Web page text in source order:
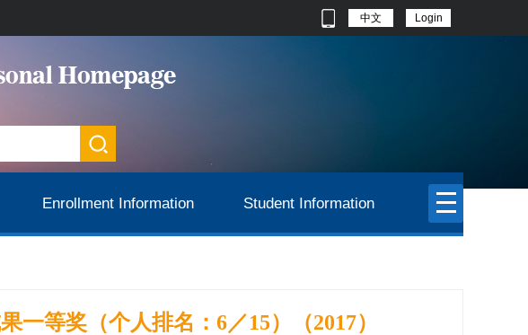
中文 Login
Enrollment Information Student Information
一等奖（个人排名：6／15）（2017）